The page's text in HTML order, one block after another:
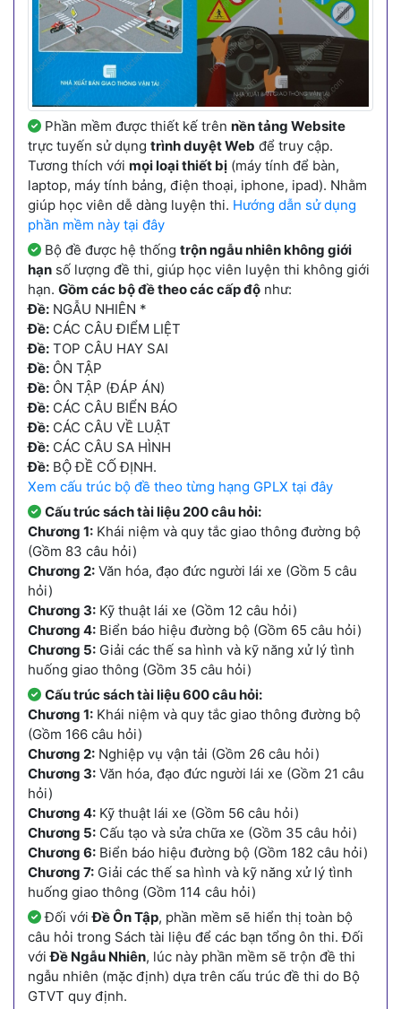
Phần mềm được thiết kế trên nền tảng Website
trực tuyến sử dụng trình duyệt Web để truy cập.
Tương thích với mọi loại thiết bị (máy tính để bàn,
laptop, máy tính bảng, điện thoại, iphone, ipad). Nhằm
giúp học viên dễ dàng luyện thi. Hướng dẫn sử dụng
phần mềm này tại đây
Bộ đề được hệ thống trộn ngẫu nhiên không giới
hạn số lượng đề thi, giúp học viên luyện thi không giới
hạn. Gồm các bộ đề theo các cấp độ như:
Đề: NGẪU NHIÊN *
Đề: CÁC CÂU ĐIỂM LIỆT
Đề: TOP CÂU HAY SAI
Đề: ÔN TẬP
Đề: ÔN TẬP (ĐÁP ÁN)
Đề: CÁC CÂU BIỂN BÁO
Đề: CÁC CÂU VỀ LUẬT
Đề: CÁC CÂU SA HÌNH
Đề: BỘ ĐỀ CỐ ĐỊNH.
Xem cấu trúc bộ đề theo từng hạng GPLX tại đây
Cấu trúc sách tài liệu 200 câu hỏi:
Chương 1: Khái niệm và quy tắc giao thông đường bộ
(Gồm 83 câu hỏi)
Chương 2: Văn hóa, đạo đức người lái xe (Gồm 5 câu
hỏi)
Chương 3: Kỹ thuật lái xe (Gồm 12 câu hỏi)
Chương 4: Biển báo hiệu đường bộ (Gồm 65 câu hỏi)
Chương 5: Giải các thế sa hình và kỹ năng xử lý tình
huống giao thông (Gồm 35 câu hỏi)
Cấu trúc sách tài liệu 600 câu hỏi:
Chương 1: Khái niệm và quy tắc giao thông đường bộ
(Gồm 166 câu hỏi)
Chương 2: Nghiệp vụ vận tải (Gồm 26 câu hỏi)
Chương 3: Văn hóa, đạo đức người lái xe (Gồm 21 câu
hỏi)
Chương 4: Kỹ thuật lái xe (Gồm 56 câu hỏi)
Chương 5: Cấu tạo và sửa chữa xe (Gồm 35 câu hỏi)
Chương 6: Biển báo hiệu đường bộ (Gồm 182 câu hỏi)
Chương 7: Giải các thế sa hình và kỹ năng xử lý tình
huống giao thông (Gồm 114 câu hỏi)
Đối vớiĐề Ôn Tập, phần mềm sẽ hiển thị toàn bộ
câu hỏi trong Sách tài liệu để các bạn tổng ôn thi. Đối
vớiĐề Ngẫu Nhiên, lúc này phần mềm sẽ trộn đề thi
ngẫu nhiên (mặc định) dựa trên cấu trúc đề thi do Bộ
GTVT quy định.